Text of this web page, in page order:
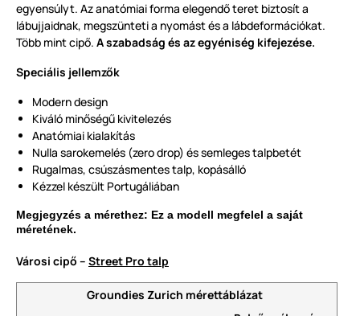
egyensúlyt. Az anatómiai forma elegendő teret biztosít a
lábujjaidnak, megszünteti a nyomást és a lábdeformációkat.
Több mint cipő. A szabadság és az egyéniség kifejezése.
Speciális jellemzők
Modern design
Kiváló minőségű kivitelezés
Anatómiai kialakítás
Nulla sarokemelés (zero drop) és semleges talpbetét
Rugalmas, csúszásmentes talp, kopásálló
Kézzel készült Portugáliában
Megjegyzés a mérethez: Ez a modell megfelel a saját
méretének.
Városi cipő – Street Pro talp
Groundies Zurich mérettáblázat